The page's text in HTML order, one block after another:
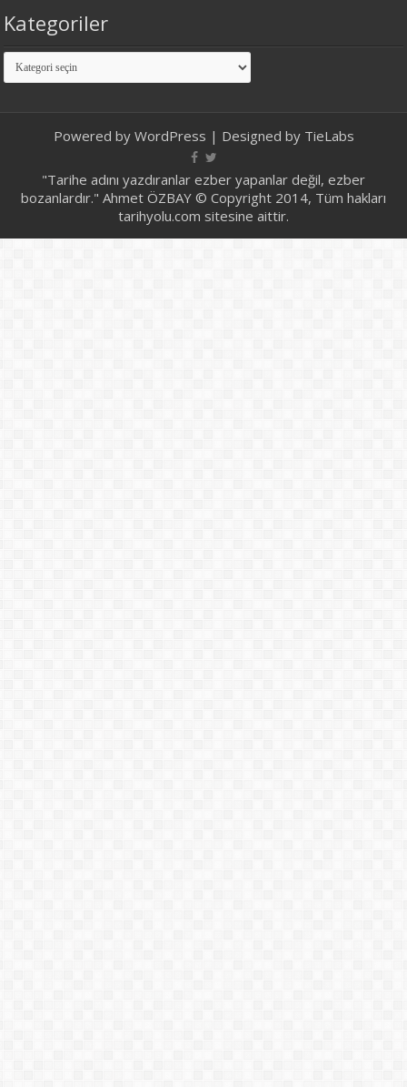
Kategoriler
Kategoriler
Powered by WordPress | Designed by TieLabs
"Tarihe adını yazdıranlar ezber yapanlar değil, ezber
bozanlardır." Ahmet ÖZBAY © Copyright 2014, Tüm hakları
tarihyolu.com sitesine aittir.